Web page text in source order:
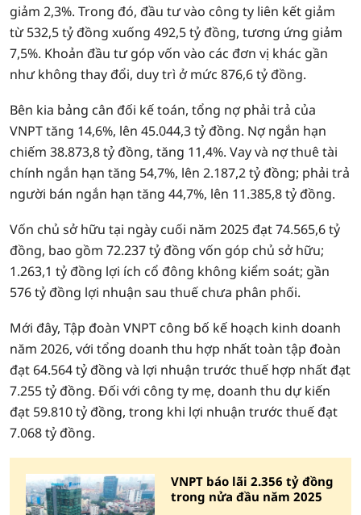
giảm 2,3%. Trong đó, đầu tư vào công ty liên kết giảm
từ 532,5 tỷ đồng xuống 492,5 tỷ đồng, tương ứng giảm
7,5%. Khoản đầu tư góp vốn vào các đơn vị khác gần
như không thay đổi, duy trì ở mức 876,6 tỷ đồng.
Bên kia bảng cân đối kế toán, tổng nợ phải trả của
VNPT tăng 14,6%, lên 45.044,3 tỷ đồng. Nợ ngắn hạn
chiếm 38.873,8 tỷ đồng, tăng 11,4%. Vay và nợ thuê tài
chính ngắn hạn tăng 54,7%, lên 2.187,2 tỷ đồng; phải trả
người bán ngắn hạn tăng 44,7%, lên 11.385,8 tỷ đồng.
Vốn chủ sở hữu tại ngày cuối năm 2025 đạt 74.565,6 tỷ
đồng, bao gồm 72.237 tỷ đồng vốn góp chủ sở hữu;
1.263,1 tỷ đồng lợi ích cổ đông không kiểm soát; gần
576 tỷ đồng lợi nhuận sau thuế chưa phân phối.
Mới đây, Tập đoàn VNPT công bố kế hoạch kinh doanh
năm 2026, với tổng doanh thu hợp nhất toàn tập đoàn
đạt 64.564 tỷ đồng và lợi nhuận trước thuế hợp nhất đạt
7.255 tỷ đồng. Đối với công ty mẹ, doanh thu dự kiến
đạt 59.810 tỷ đồng, trong khi lợi nhuận trước thuế đạt
7.068 tỷ đồng.
VNPT báo lãi 2.356 tỷ đồng
trong nửa đầu năm 2025